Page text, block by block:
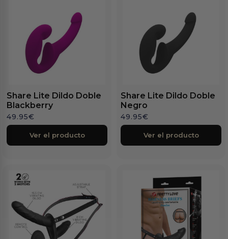
Share Lite Dildo Doble
Blackberry
49.95€
Ver el producto
Share Lite Dildo Doble
Negro
49.95€
Ver el producto